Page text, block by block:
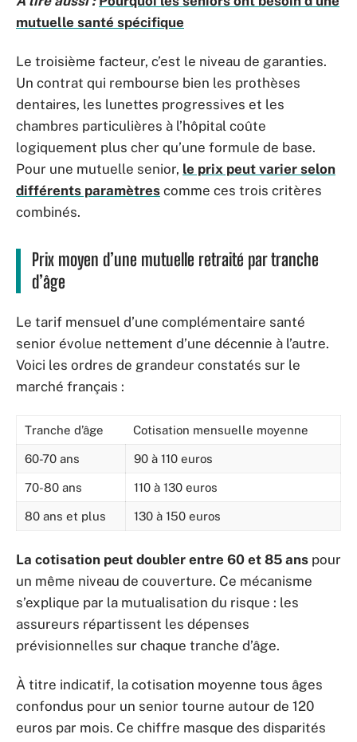
mutuelle santé spécifique
Le troisième facteur, c’est le niveau de garanties.
Un contrat qui rembourse bien les prothèses
dentaires, les lunettes progressives et les
chambres particulières à l’hôpital coûte
logiquement plus cher qu’une formule de base.
Pour une mutuelle senior, le prix peut varier selon
différents paramètres comme ces trois critères
combinés.
Prix moyen d’une mutuelle retraité par tranche
d’âge
Le tarif mensuel d’une complémentaire santé
senior évolue nettement d’une décennie à l’autre.
Voici les ordres de grandeur constatés sur le
marché français :
Tranche d’âge Cotisation mensuelle moyenne
60-70 ans 90 à 110 euros
70-80 ans 110 à 130 euros
80 ans et plus 130 à 150 euros
La cotisation peut doubler entre 60 et 85 ans pour
un même niveau de couverture. Ce mécanisme
s’explique par la mutualisation du risque : les
assureurs répartissent les dépenses
prévisionnelles sur chaque tranche d’âge.
À titre indicatif, la cotisation moyenne tous âges
confondus pour un senior tourne autour de 120
euros par mois. Ce chiffre masque des disparités